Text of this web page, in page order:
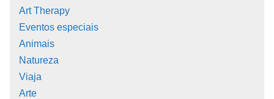
Art Therapy
Eventos especiais
Animais
Natureza
Viaja
Arte